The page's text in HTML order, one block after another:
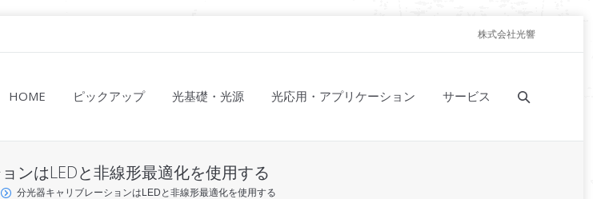
株式会社光響
HOME ピックアップ 光基礎・光源 光応用・アプリケーション サービス
ンはLEDと非線形最適化を使用する
分光器キャリブレーションはLEDと非線形最適化を使用する